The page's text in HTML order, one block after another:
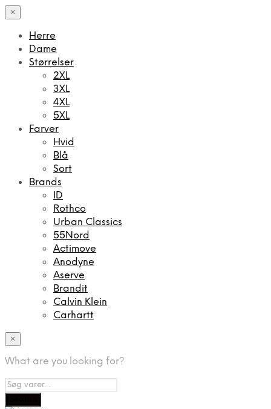
×
Herre
Dame
Størrelser
2XL
3XL
4XL
5XL
Farver
Hvid
Blå
Sort
Brands
ID
Rothco
Urban Classics
55Nord
Actimove
Anodyne
Aserve
Brandit
Calvin Klein
Carhartt
×
What are you looking for?